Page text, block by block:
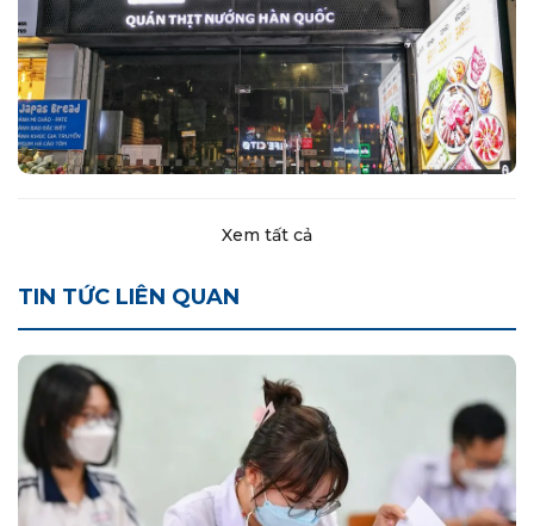
Xem tất cả
TIN TỨC LIÊN QUAN